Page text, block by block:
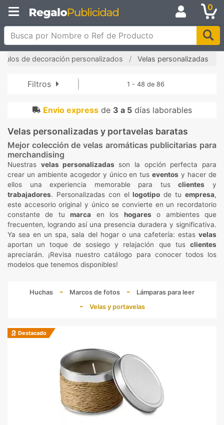
0
Busca por Nombre o Ref de Producto
de decoración personalizados Velas personalizadas
Filtros 1 - 48 de 86
Envio expressde 3 a 5días laborables
Velas personalizadas y portavelas baratas
Mejor colección de velas aromáticas publicitarias para
merchandising
Nuestras velas personalizadas son la opción perfecta para
crear un ambiente acogedor y único en tuseventos y hacer de
ellos una experiencia memorable para tusclientes y
trabajadores. Personalizadas con ellogotipo de tuempresa,
este accesorio original y único se convierte en un recordatorio
constante de tumarca en los hogares o ambientes que
frecuenten, logrando así una presencia duradera y significativa.
Ya sea en un spa, sala del hogar o una cafetería: estas velas
aportan un toque de sosiego y relajación que tus clientes
apreciarán. ¡Revisa nuestro catálogo para conocer todos los
modelos que tenemos disponibles!
Huchas Marcos de fotos
Lámparas para leer
Velas y portavelas
Destacado